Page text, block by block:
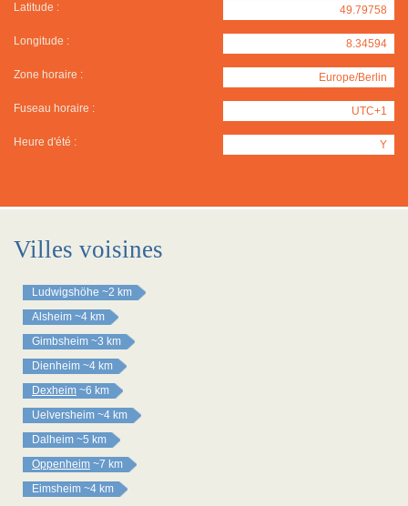
Latitude : 49.79758
Longitude : 8.34594
Zone horaire : Europe/Berlin
Fuseau horaire : UTC+1
Heure d'été : Y
Villes voisines
Ludwigshöhe ~2 km
Alsheim ~4 km
Gimbsheim ~3 km
Dienheim ~4 km
Dexheim ~6 km
Uelversheim ~4 km
Dalheim ~5 km
Oppenheim ~7 km
Eimsheim ~4 km